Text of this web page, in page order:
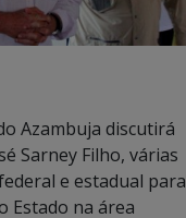
Azambuja discutirá
Sarney Filho, várias
e estadual para
Estado na área